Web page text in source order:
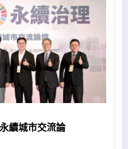
續城市交流論